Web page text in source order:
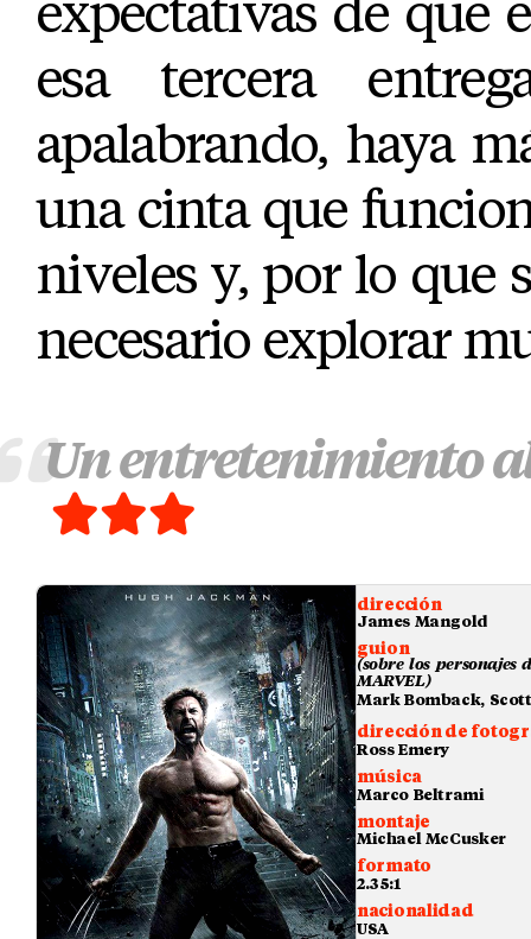
expectativas de que
esa tercera
apalabrando, haya
una cinta que
niveles y, por lo que
necesario explorar
Un entretenimiento
dirección
James Mangold
guion
(sobre los personajes
MARVEL)
Mark Bomback,
dirección de
Ross Emery
música
Marco Beltrami
montaje
Michael McCusker
formato
2.35:1
nacionalidad
USA